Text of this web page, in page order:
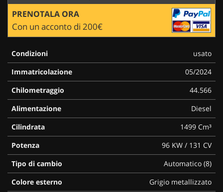
PRENOTALA ORA
Con un acconto di 200€
Condizioni
usato
Immatricolazione
05/2024
Chilometraggio
44.566
Alimentazione
Diesel
Cilindrata
1499 Cm³
Potenza
96 KW / 131 CV
Tipo di cambio
Automatico (8)
Colore esterno
Grigio metallizzato